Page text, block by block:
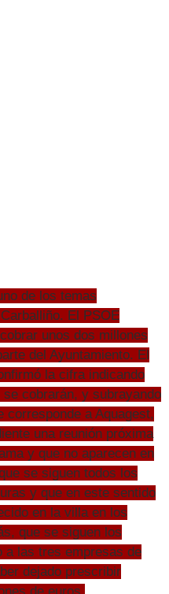
de los temas
El PSOE
unos dos millones
del Ayuntamiento. El
la cifra indicando
cobrarán, y subrayando
corresponde a Aquagest,
una reunión próxima
y que no aparecen en
se siguen todos los
y que en este sentido
en la villa en los
que se siguen los
a las tres empresas de
dejado prescribir